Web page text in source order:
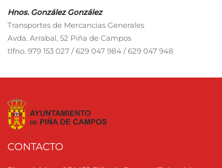
Hnos. González González
Transportes de Mercancias Generales
Avda. Arrabal, 52 Piña de Campos
tlfno. 979 153 027 / 629 047 984 / 629 047 948
CONTACTO